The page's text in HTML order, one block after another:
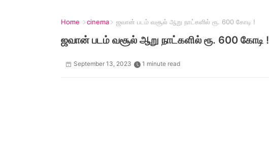
Home cinema ஜவான் படம் வசூல் ஆறு நாட்களில் ரூ. 600 கோடி !
ஜவான் படம் வசூல் ஆறு நாட்களில் ரூ. 600 கோடி !
September 13, 2023 1 minute read